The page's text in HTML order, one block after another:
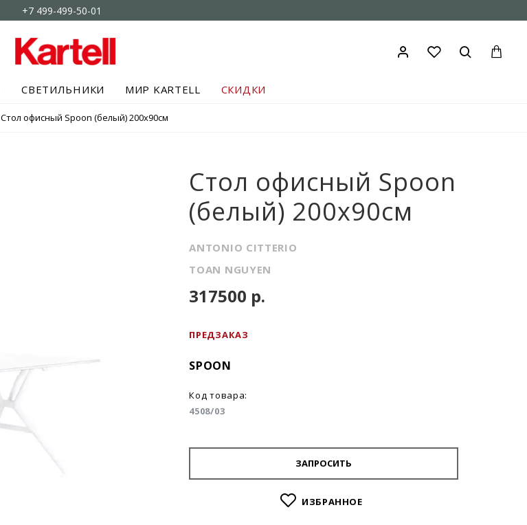
+7 499-499-50-01
СВЕТИЛЬНИКИ МИР KARTELL СКИДКИ
Стол офисный Spoon (белый) 200x90см
Стол офисный Spoon
(белый) 200x90см
ANTONIO CITTERIO
TOAN NGUYEN
ПРЕДЗАКАЗ
SPOON
Код товара:
4508/03
317500 р.
ЗАПРОСИТЬ
ИЗБРАННОЕ